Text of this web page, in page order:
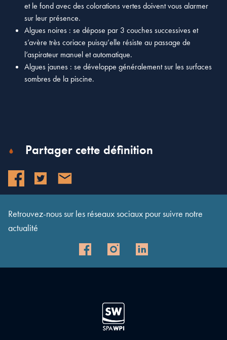
et le fond avec des colorations vertes doivent vous alarmer
sur leur présence.
Algues noires : se dépose par 3 couches successives et
s’avère très coriace puisqu’elle résiste au passage de
l’aspirateur manuel et automatique.
Algues jaunes : se développe généralement sur les surfaces
sombres de la piscine.
Partager cette définition
Retrouvez-nous sur les réseaux sociaux pour suivre notre
actualité